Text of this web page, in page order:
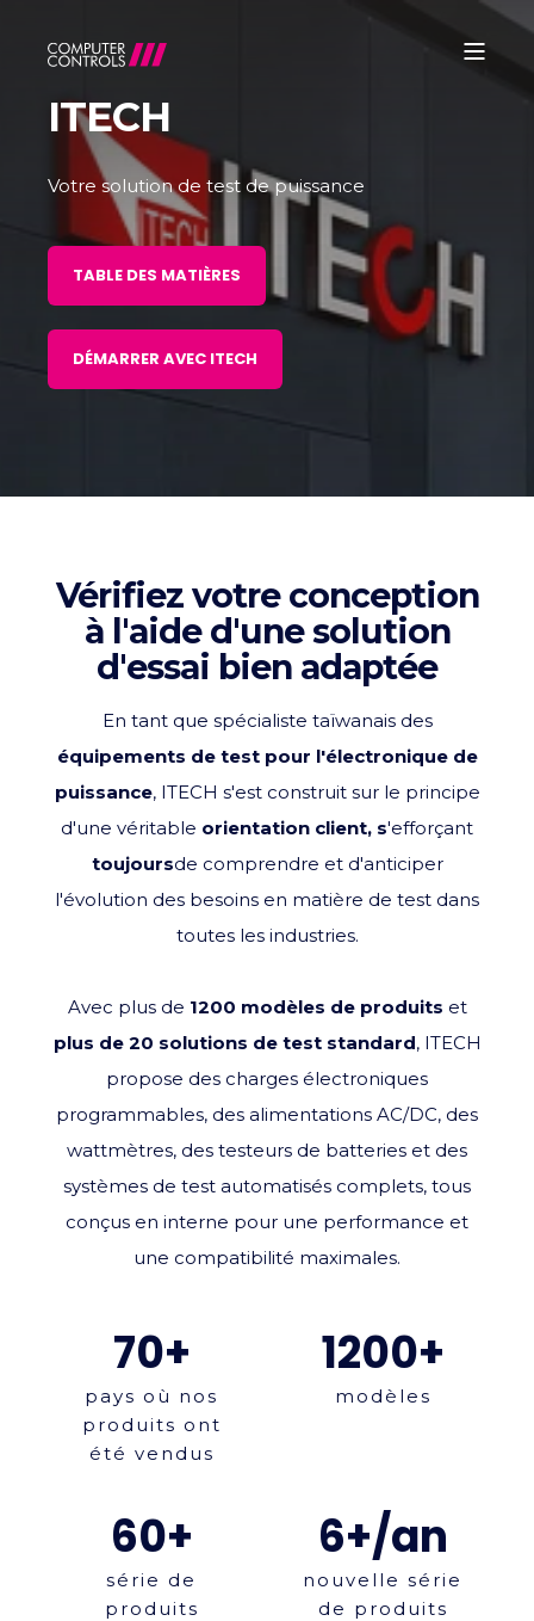
ITECH
Votre solution de test de puissance
TABLE DES MATIÈRES
DÉMARRER AVEC ITECH
Vérifiez votre conception
à l'aide d'une solution
d'essai bien adaptée
En tant que spécialiste taïwanais des
équipements de test pour l'électronique de
puissance, ITECH s'est construit sur le principe
d'une véritable orientation client, s'efforçant
toujoursde comprendre et d'anticiper
l'évolution des besoins en matière de test dans
toutes les industries.
Avec plus de 1200 modèles de produits et
plus de 20 solutions de test standard, ITECH
propose des charges électroniques
programmables, des alimentations AC/DC, des
wattmètres, des testeurs de batteries et des
systèmes de test automatisés complets, tous
conçus en interne pour une performance et
une compatibilité maximales.
70+
pays où nos
produits ont
été vendus
1200+
modèles
60+
série de
produits
6+/an
nouvelle série
de produits